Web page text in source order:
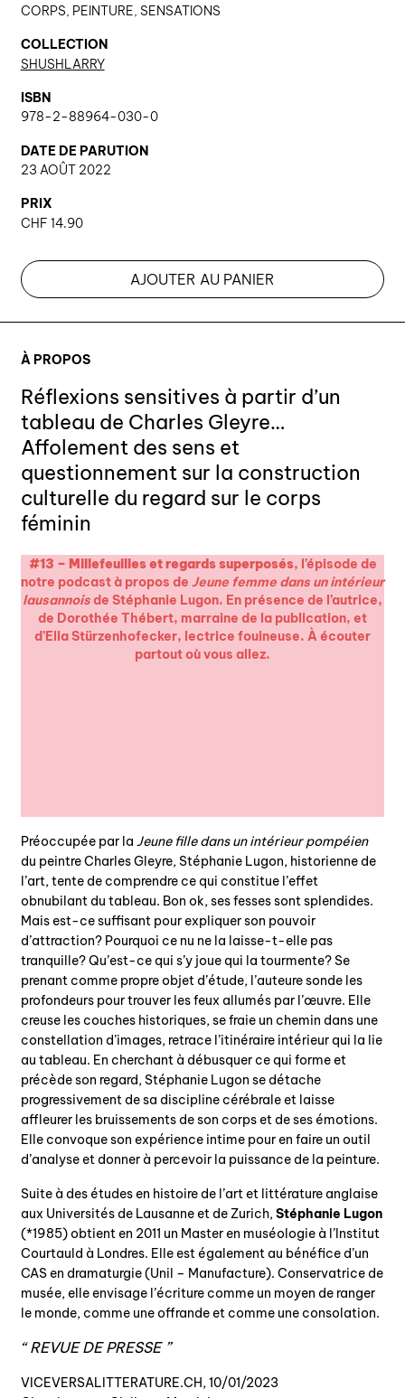
À PROPOS
Réflexions sensitives à partir d’un
tableau de Charles Gleyre…
Affolement des sens et
questionnement sur la construction
culturelle du regard sur le corps
féminin
#13 – Millefeuilles et regards superposés, l’épisode de
notre podcast à propos de Jeune femme dans un intérieur
lausannoisde Stéphanie Lugon. En présence de l’autrice,
de Dorothée Thébert, marraine de la publication, et
d’Ella Stürzenhofecker, lectrice fouineuse. À écouter
partout où vous allez.
Préoccupée par la Jeune fille dans un intérieur pompéien
du peintre Charles Gleyre, Stéphanie Lugon, historienne de
l’art, tente de comprendre ce qui constitue l’effet
obnubilant du tableau. Bon ok, ses fesses sont splendides.
Mais est-ce suffisant pour expliquer son pouvoir
d’attraction? Pourquoi ce nu ne la laisse-t-elle pas
tranquille? Qu’est-ce qui s’y joue qui la tourmente? Se
prenant comme propre objet d’étude, l’auteure sonde les
profondeurs pour trouver les feux allumés par l’œuvre. Elle
creuse les couches historiques, se fraie un chemin dans une
constellation d’images, retrace l’itinéraire intérieur qui la lie
au tableau. En cherchant à débusquer ce qui forme et
précède son regard, Stéphanie Lugon se détache
progressivement de sa discipline cérébrale et laisse
affleurer les bruissements de son corps et de ses émotions.
Elle convoque son expérience intime pour en faire un outil
d’analyse et donner à percevoir la puissance de la peinture.
Suite à des études en histoire de l’art et littérature anglaise
aux Universités de Lausanne et de Zurich, Stéphanie Lugon
(*1985) obtient en 2011 un Master en muséologie à l’Institut
Courtauld à Londres. Elle est également au bénéfice d’un
CAS en dramaturgie (Unil – Manufacture). Conservatrice de
musée, elle envisage l’écriture comme un moyen de ranger
le monde, comme une offrande et comme une consolation.
REVUE DE PRESSE
VICEVERSALITTERATURE.CH, 10/01/2023
CORPS, PEINTURE, SENSATIONS
COLLECTION
SHUSHLARRY
ISBN
978-2-88964-030-0
DATE DE PARUTION
23 AOÛT 2022
PRIX
CHF 14.90
AJOUTER AU PANIER